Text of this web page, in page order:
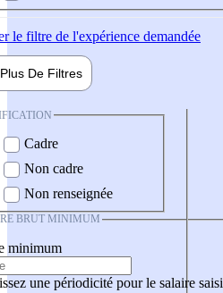
le filtre de l'expérience demandée
Plus De Filtres
Cadre
Non cadre
Non renseignée
BRUT MINIMUM
minimum
une périodicité pour le salaire saisi